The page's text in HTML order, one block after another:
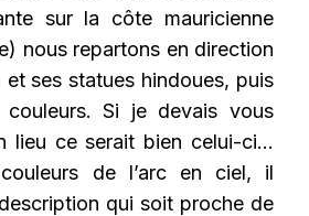
sur la côte mauricienne
nous repartons en direction
et ses statues hindoues, puis
Si je devais vous
lieu ce serait bien celui-ci…
de l’arc en ciel, il
qui soit proche de